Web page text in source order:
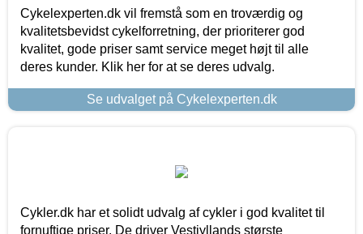
Cykelexperten.dk vil fremstå som en troværdig og
kvalitetsbevidst cykelforretning, der prioriterer god
kvalitet, gode priser samt service meget højt til alle
deres kunder. Klik her for at se deres udvalg.
Se udvalget på Cykelexperten.dk
Cykler.dk har et solidt udvalg af cykler i god kvalitet til
fornuftige priser. De driver Vestjyllands største